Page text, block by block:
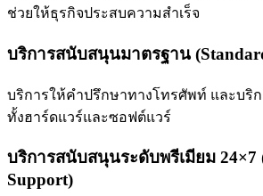
ช่วยให้ธุรกิจประสบความสำเร็จ
บริการสนับสนุนมาตรฐาน
บริการให้คำปรึกษาทางโทรศัพท์ และบริ
ทั้งฮาร์ดแวร์และซอฟต์แวร์
บริการสนับสนุนระดับพรีเมียม 24×7
Support)